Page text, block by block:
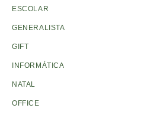
ESCOLAR
GENERALISTA
GIFT
INFORMÁTICA
NATAL
OFFICE